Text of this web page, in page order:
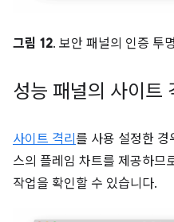
그림 12. 보안 패널의 인증 투
성능 패널의 사이트
사이트 격리 를 사용 설정한 경
스의 플레임 차트를 제공하므
작업을 확인할 수 있습니다.